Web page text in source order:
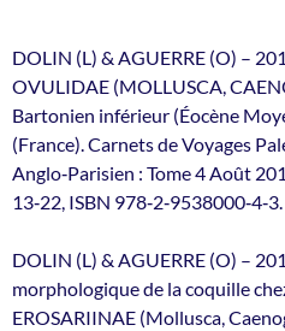
DOLIN (L) & AGUERRE (O) –
OVULIDAE (MOLLUSCA,
Bartonien inférieur (Éocène
(France). Carnets de Voyages
Anglo‐Parisien : Tome 4 Août
13‐22, ISBN 978‐2‐9538000‐4‐3.
DOLIN (L) & AGUERRE (O) –
morphologique de la coquille
EROSARIINAE (Mollusca,